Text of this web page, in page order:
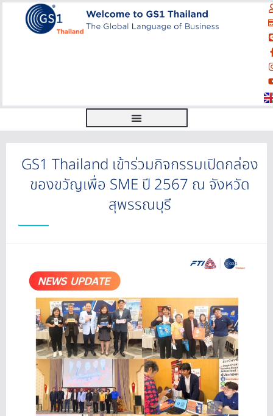
GS1 Thailand เข้าร่วมกิจกรรมเปิดกล่อง
ของขวัญเพื่อ SME ปี 2567 ณ จังหวัด
สุพรรณบุรี